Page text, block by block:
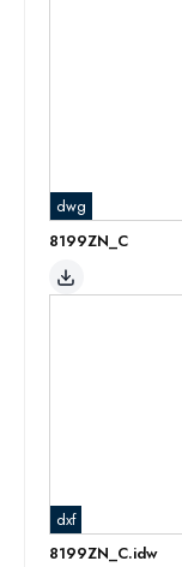
dwg
8199ZN_C
dxf
8199ZN_C.idw